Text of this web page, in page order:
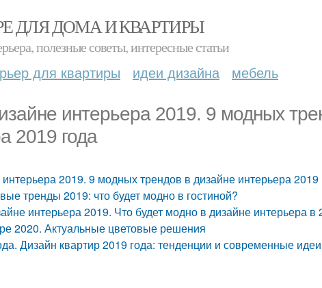
ДЛЯ ДОМА И КВАРТИРЫ
полезные советы, интересные статьи
для квартиры идеи дизайна мебель
интерьера 2019. 9 модных
2019 года
2019. 9 модных трендов в дизайне интерьера 2019
тренды 2019: что будет модно в гостиной?
интерьера 2019. Что будет модно в дизайне интерьера в
2020. Актуальные цветовые решения
Дизайн квартир 2019 года: тенденции и современные